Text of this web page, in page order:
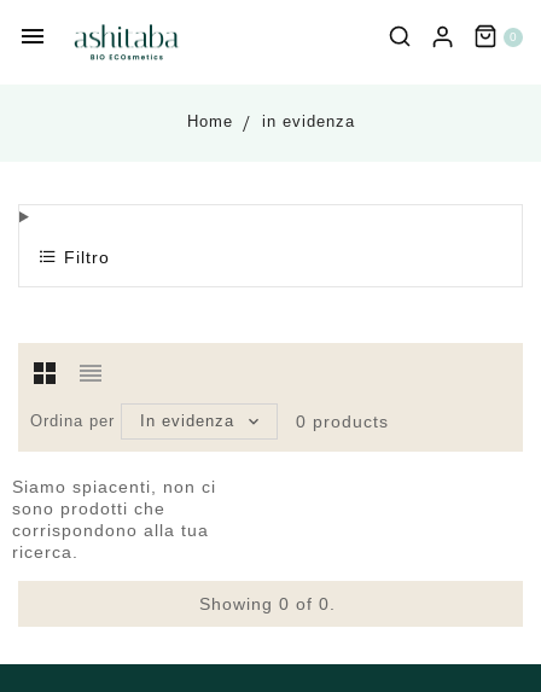
0
Home in evidenza
Filtro
Ordina per In evidenza 0 products
Siamo spiacenti, non ci
sono prodotti che
corrispondono alla tua
ricerca.
Showing 0 of 0.